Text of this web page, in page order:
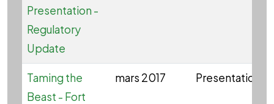
Presentation -
Regulatory
Update
Taming the
Beast - Fort
mars 2017 Presentation